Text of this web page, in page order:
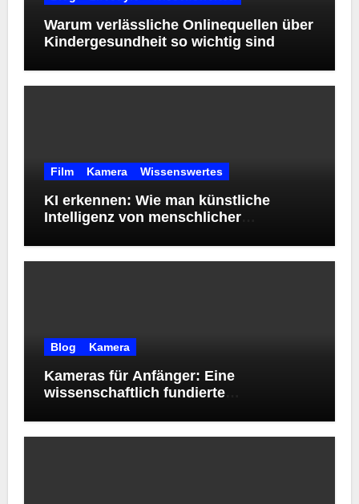
Warum verlässliche Onlinequellen über
Kindergesundheit so wichtig sind
Film Kamera Wissenswertes
KI erkennen: Wie man künstliche
Intelligenz von menschlicher
Blog Kamera
Kameras für Anfänger: Eine
wissenschaftlich fundierte
richtigen Einstiegsmodells